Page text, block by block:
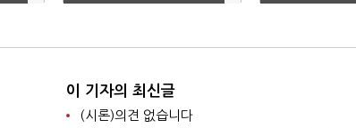
천' 컨트롤타워
맹추격
이 기자의 최신글
(시론)의견 없습니다